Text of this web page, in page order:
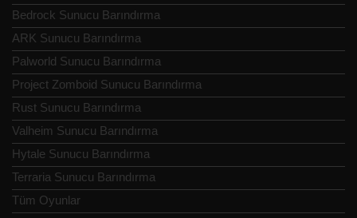
Bedrock Sunucu Barındırma
ARK Sunucu Barındırma
Palworld Sunucu Barındırma
Project Zomboid Sunucu Barındırma
Rust Sunucu Barındırma
Valheim Sunucu Barındırma
Hytale Sunucu Barındırma
Terraria Sunucu Barındırma
Tüm Oyunlar